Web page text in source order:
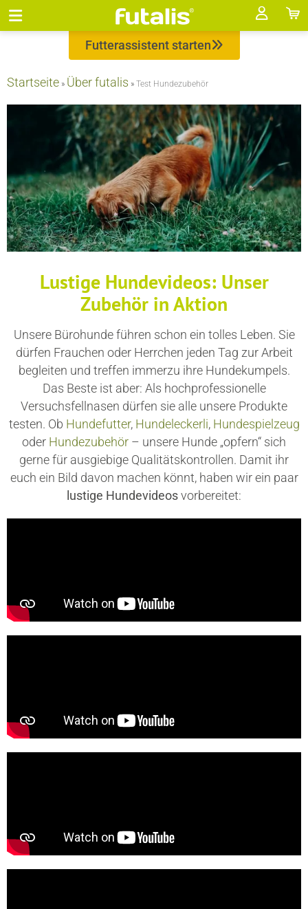
Futterassistent starten
Startseite » Über futalis » Test Hundezubehör
Lustige Hundevideos: Unser
Zubehör in Aktion
Unsere Bürohunde führen schon ein tolles Leben. Sie
dürfen Frauchen oder Herrchen jeden Tag zur Arbeit
begleiten und treffen immerzu ihre Hundekumpels.
Das Beste ist aber: Als hochprofessionelle
Versuchsfellnasen dürfen sie alle unsere Produkte
testen. Ob Hundefutter, Hundeleckerli, Hundespielzeug
oder Hundezubehör – unsere Hunde „opfern“ sich
gerne für ausgiebige Qualitätskontrollen. Damit ihr
euch ein Bild davon machen könnt, haben wir ein paar
lustige Hundevideosvorbereitet: